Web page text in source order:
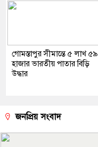
গোমস্তাপুর সীমান্তে ৫ লাখ ৫৯
হাজার ভারতীয় পাতার বিড়ি
উদ্ধার
জনপ্রিয় সংবাদ